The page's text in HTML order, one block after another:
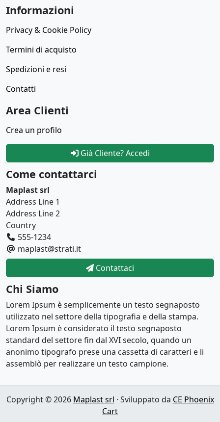
Informazioni
Privacy & Cookie Policy
Termini di acquisto
Spedizioni e resi
Contatti
Area Clienti
Crea un profilo
Già Cliente? Accedi
Come contattarci
Maplast srl
Address Line 1
Address Line 2
Country
555-1234
maplast@strati.it
Contattaci
Chi Siamo
Lorem Ipsum è semplicemente un testo segnaposto
utilizzato nel settore della tipografia e della stampa.
Lorem Ipsum è considerato il testo segnaposto
standard del settore fin dal XVI secolo, quando un
anonimo tipografo prese una cassetta di caratteri e li
assemblò per realizzare un testo campione.
Copyright © 2026 Maplast srl · Sviluppato da CE Phoenix
Cart